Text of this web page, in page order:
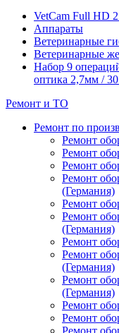
VetCam Full HD
Аппараты
Ветеринарные
Ветеринарные
Набор 9
оптика 2,7мм / 30
Ремонт и ТО
Ремонт по
Ремонт
Ремонт
Ремонт
Ремонт
(Германия)
Ремонт
Ремонт
(Германия)
Ремонт
Ремонт
(Германия)
Ремонт
(Германия)
Ремонт
Ремонт